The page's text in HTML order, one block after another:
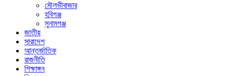
মৌলভীবাজার
হবিগঞ্জ
সুনামগঞ্জ
জাতীয়
সারাদেশ
আন্তর্জাতিক
রাজনীতি
শিক্ষাঙ্গন